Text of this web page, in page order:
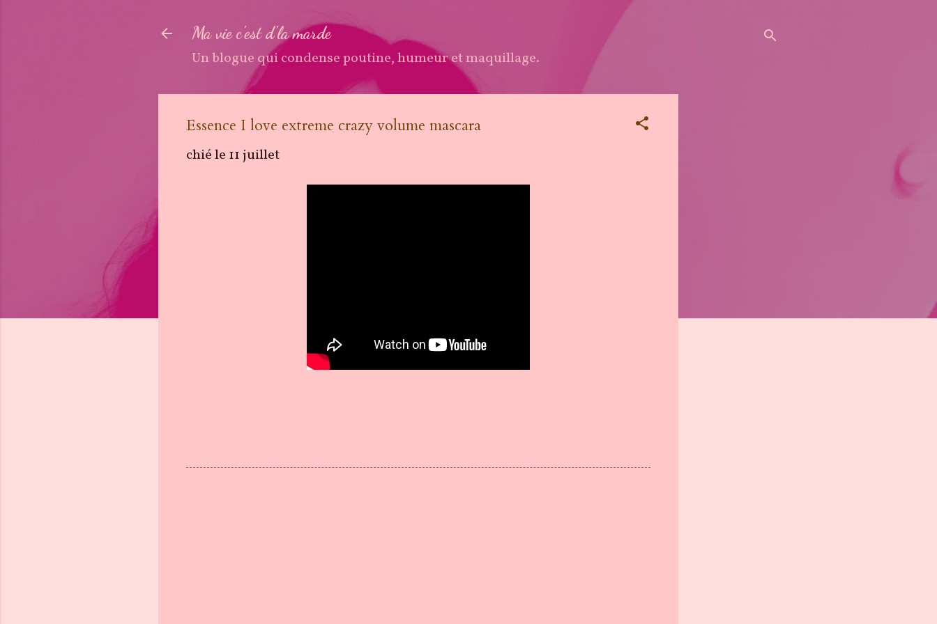
Ma vie c'est d'la marde
Un blogue qui condense poutine, humeur et maquillage.
Essence I love extreme crazy volume mascara
chié le 11 juillet